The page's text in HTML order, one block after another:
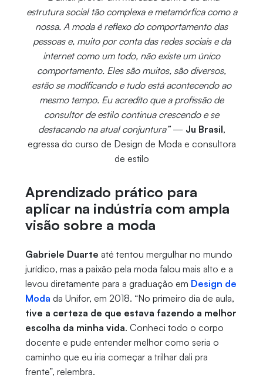
estrutura social tão complexa e metamórfica como a
nossa. A moda é reflexo do comportamento das
pessoas e, muito por conta das redes sociais e da
internet como um todo, não existe um único
comportamento. Eles são muitos, são diversos,
estão se modificando e tudo está acontecendo ao
mesmo tempo. Eu acredito que a profissão de
consultor de estilo continua crescendo e se
destacando na atual conjuntura”— Ju Brasil,
egressa do curso de Design de Moda e consultora
de estilo
Aprendizado prático para
aplicar na indústria com ampla
visão sobre a moda
Gabriele Duarte até tentou mergulhar no mundo
jurídico, mas a paixão pela moda falou mais alto e a
levou diretamente para a graduação em Design de
Moda da Unifor, em 2018. “No primeiro dia de aula,
tive a certeza de que estava fazendo a melhor
escolha da minha vida. Conheci todo o corpo
docente e pude entender melhor como seria o
caminho que eu iria começar a trilhar dali pra
frente”, relembra.